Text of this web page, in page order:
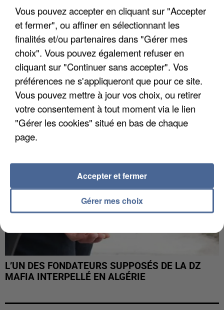
APRÈS TOUTES CES CANICULES, LES REFUGES
DE FAUNE SAUVAGE SONT...
L’UN DES FONDATEURS SUPPOSÉS DE LA DZ
MAFIA INTERPELLÉ EN ALGÉRIE
Vous pouvez accepter en cliquant sur "Accepter
et fermer", ou affiner en sélectionnant les
finalités et/ou partenaires dans "Gérer mes
choix". Vous pouvez également refuser en
cliquant sur "Continuer sans accepter". Vos
préférences ne s'appliqueront que pour ce site.
Vous pouvez mettre à jour vos choix, ou retirer
votre consentement à tout moment via le lien
"Gérer les cookies" situé en bas de chaque
page.
Gérer mes choix
Accepter et fermer